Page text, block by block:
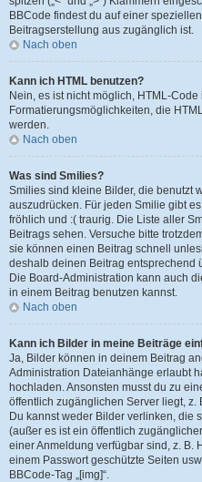
BBCode findest du auf einer
Beitragserstellung aus zugänglich ist.
Nach oben
Kann ich HTML benutzen?
Nein, es ist nicht möglich, HTML-
Formatierungsmöglichkeiten, die
werden.
Nach oben
Was sind Smilies?
Smilies sind kleine Bilder, die benutzt
auszudrücken. Für jeden Smilie gibt
fröhlich und :( traurig. Die Liste aller
Beitrags sehen. Versuche bitte
sie können einen Beitrag schnell
deshalb deinen Beitrag entsprechend
Die Board-Administration kann auch
in einem Beitrag benutzen kannst.
Nach oben
Kann ich Bilder in meine Beiträge
Ja, Bilder können in deinem Beitrag
Administration Dateianhänge erlaubt
hochladen. Ansonsten musst du zu
öffentlich zugänglichen Server liegt, z.
Du kannst weder Bilder verlinken, die
(außer es ist ein öffentlich
einer Anmeldung verfügbar sind, z. B.
einem Passwort geschützte Seiten
BBCode-Tag „[img]“.